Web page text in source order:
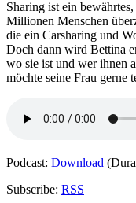
Sharing ist ein
Millionen Menschen
die ein Carsharing und
Doch dann wird Bettina
wo sie ist und wer ihnen
möchte seine Frau gerne
Podcast: Download
Subscribe: RSS